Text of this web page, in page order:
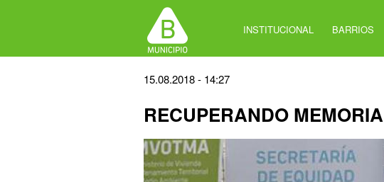
INSTITUCIONAL BARRIOS
Back
top
15.08.2018 - 14:27
RECUPERANDO MEMORIA